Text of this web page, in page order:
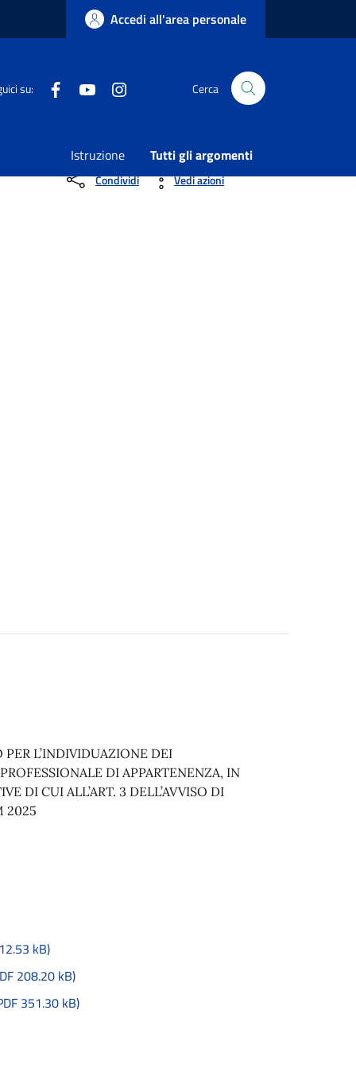
Accedi all'area personale
su: FacebookYoutube Cerca
Istruzione Tutti gli argomenti
DI APPARTENENZA – PROGETTO HOME
Condividi Vedi azioni
L’INDIVIDUAZIONE DEI
DI APPARTENENZA, IN
DI CUI ALL’ART. 3 DELL’AVVISO DI
2025
kB)
208.20 kB)
351.30 kB)